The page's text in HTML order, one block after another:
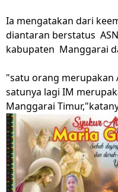
Ia mengatakan dari
diantaran berstatus
kabupaten Manggarai
"satu orang merupakan
satunya lagi IM
Manggarai